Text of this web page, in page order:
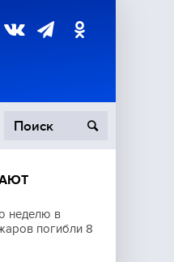
неделю в
погибли 8